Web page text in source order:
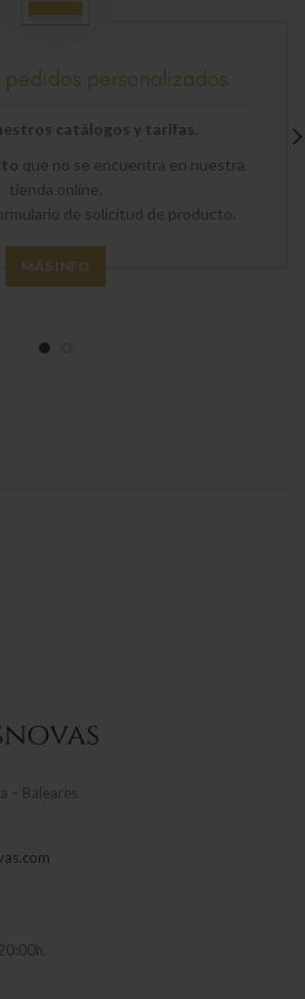
personalizados
catálogos y tarifas.
que no se encuentra en nuestra
tienda online.
de solicitud de producto.
MÁS INFO
– Baleares